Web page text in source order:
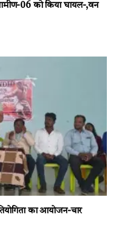
06 को किया घायल-,वन
का आयोजन-चार